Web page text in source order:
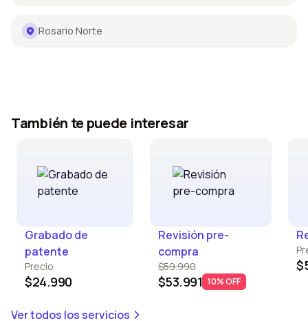
Rosario Norte
También te puede interesar
Grabado de
patente
Precio
$24.990
Revisión pre-
compra
$59.990
$53.991 10% OFF
Ver todos los servicios